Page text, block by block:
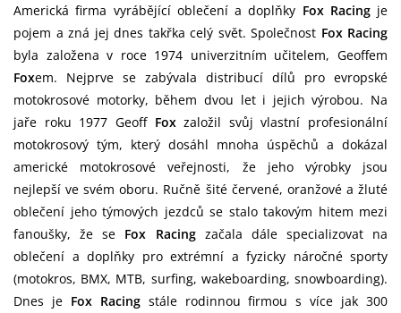
Americká firma vyrábějící oblečení a doplňky Fox Racingje
pojem a zná jej dnes takřka celý svět. Společnost Fox Racing
byla založena v roce 1974 univerzitním učitelem, Geoffem
Foxem. Nejprve se zabývala distribucí dílů pro evropské
motokrosové motorky, během dvou let i jejich výrobou. Na
jaře roku 1977 Geoff Foxzaložil svůj vlastní profesionální
motokrosový tým, který dosáhl mnoha úspěchů a dokázal
americké motokrosové veřejnosti, že jeho výrobky jsou
nejlepší ve svém oboru. Ručně šité červené, oranžové a žluté
oblečení jeho týmových jezdců se stalo takovým hitem mezi
fanoušky, že se Fox Racingzačala dále specializovat na
oblečení a doplňky pro extrémní a fyzicky náročné sporty
(motokros, BMX, MTB, surfing, wakeboarding, snowboarding).
Dnes je Fox Racingstále rodinnou firmou s více jak 300